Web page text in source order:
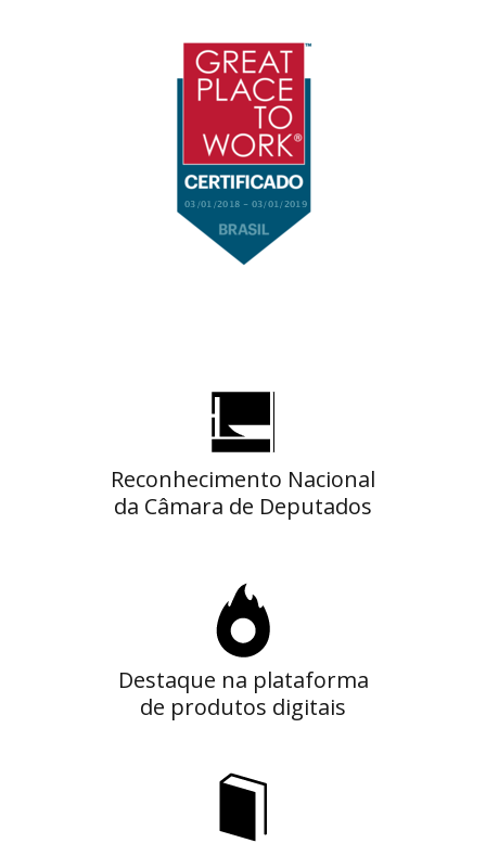
Reconhecimento Nacional
da Câmara de Deputados
Destaque na plataforma
de produtos digitais